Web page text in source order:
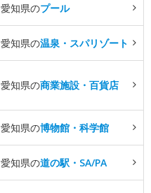
愛知県のプール
愛知県の温泉・スパリゾート
愛知県の商業施設・百貨店
愛知県の博物館・科学館
愛知県の道の駅・SA/PA